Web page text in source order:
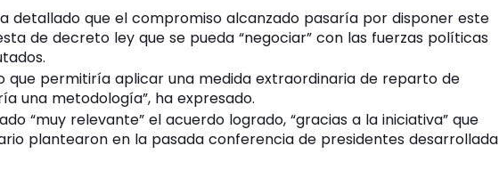
detallado que el compromiso alcanzado pasaría por disponer este
de decreto ley que se pueda “negociar” con las fuerzas políticas
que permitiría aplicar una medida extraordinaria de reparto de
una metodología”, ha expresado.
“muy relevante” el acuerdo logrado, “gracias a la iniciativa” que
plantearon en la pasada conferencia de presidentes desarrollada